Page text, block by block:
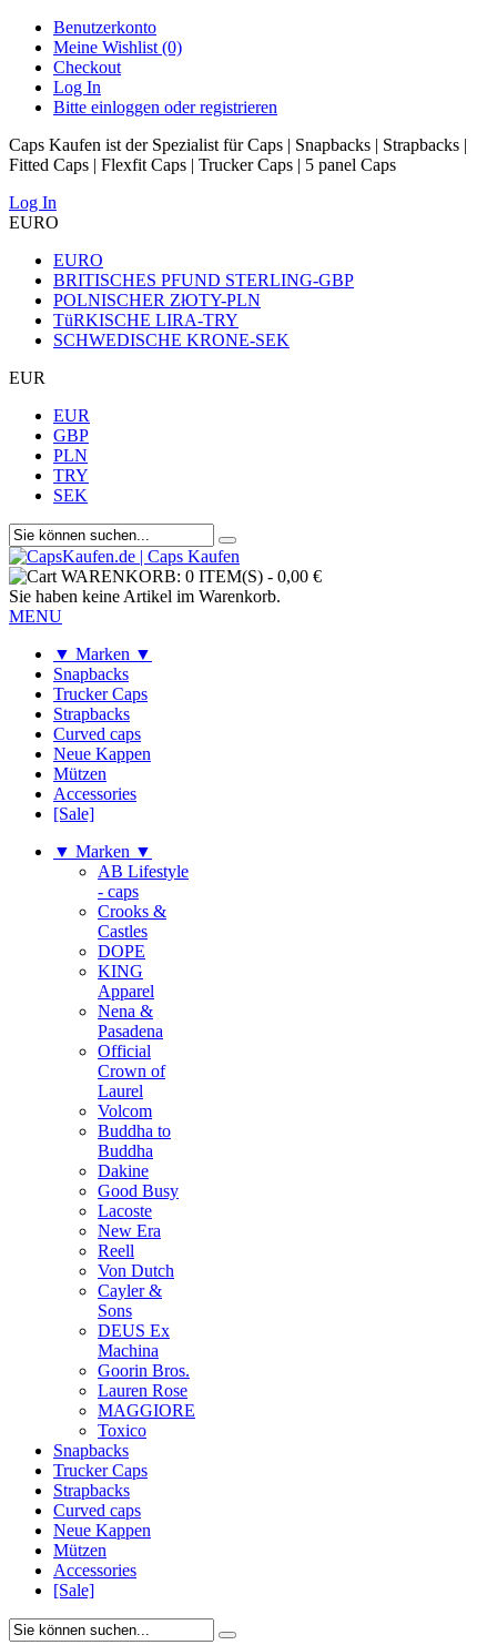
Benutzerkonto
Meine Wishlist (0)
Checkout
Log In
Bitte einloggen oder registrieren
Caps Kaufen ist der Spezialist für Caps | Snapbacks | Strapbacks |
Fitted Caps | Flexfit Caps | Trucker Caps | 5 panel Caps
Log In
EURO
EURO
BRITISCHES PFUND STERLING-GBP
POLNISCHER ZłOTY-PLN
TüRKISCHE LIRA-TRY
SCHWEDISCHE KRONE-SEK
EUR
EUR
GBP
PLN
TRY
SEK
WARENKORB: 0 ITEM(S) - 0,00 €
Sie haben keine Artikel im Warenkorb.
MENU
▼ Marken ▼
Snapbacks
Trucker Caps
Strapbacks
Curved caps
Neue Kappen
Mützen
Accessories
[Sale]
▼ Marken ▼
AB Lifestyle
- caps
Crooks &
Castles
DOPE
KING
Apparel
Nena &
Pasadena
Official
Crown of
Laurel
Volcom
Buddha to
Buddha
Dakine
Good Busy
Lacoste
New Era
Reell
Von Dutch
Cayler &
Sons
DEUS Ex
Machina
Goorin Bros.
Lauren Rose
MAGGIORE
Toxico
Snapbacks
Trucker Caps
Strapbacks
Curved caps
Neue Kappen
Mützen
Accessories
[Sale]